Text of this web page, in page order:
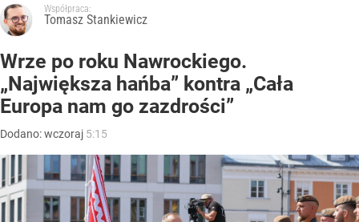
Współpraca:
Tomasz Stankiewicz
Wrze po roku Nawrockiego.
„Największa hańba” kontra „Cała
Europa nam go zazdrości”
Dodano:wczoraj 5:15